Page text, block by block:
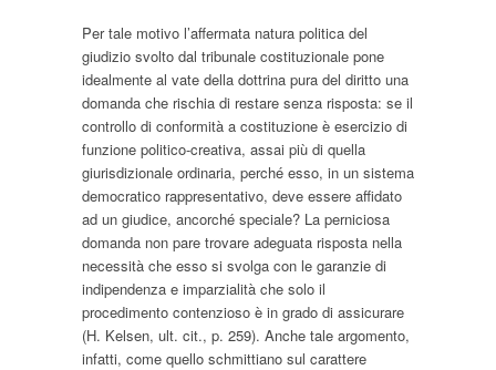
Per tale motivo l’affermata natura politica del
giudizio svolto dal tribunale costituzionale pone
idealmente al vate della dottrina pura del diritto una
domanda che rischia di restare senza risposta: se il
controllo di conformità a costituzione è esercizio di
funzione politico-creativa, assai più di quella
giurisdizionale ordinaria, perché esso, in un sistema
democratico rappresentativo, deve essere affidato
ad un giudice, ancorché speciale? La perniciosa
domanda non pare trovare adeguata risposta nella
necessità che esso si svolga con le garanzie di
indipendenza e imparzialità che solo il
procedimento contenzioso è in grado di assicurare
(H. Kelsen, ult. cit., p. 259). Anche tale argomento,
infatti, come quello schmittiano sul carattere